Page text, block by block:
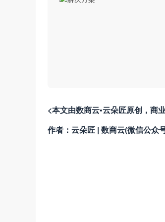
<本文由数商云•云朵匠原创，商
作者：云朵匠 | 数商云(微信公众